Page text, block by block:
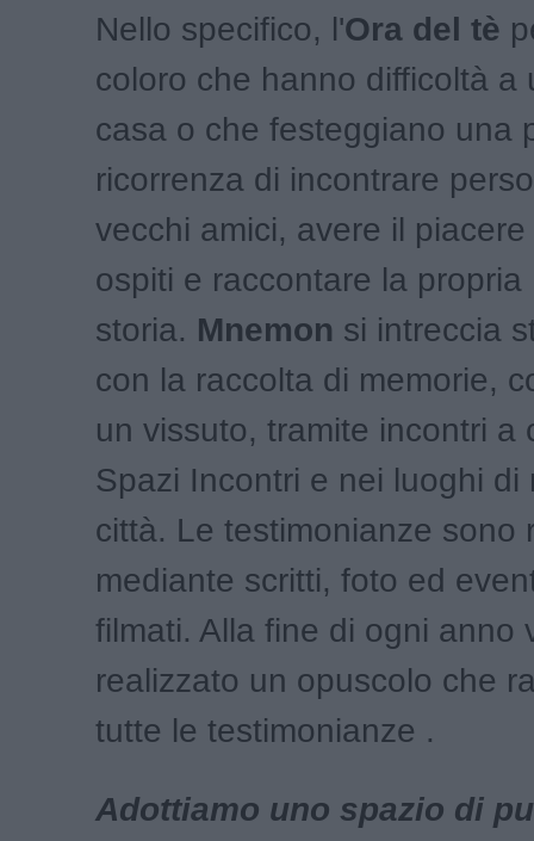
Nello specifico, l'Ora del tè
coloro che hanno difficoltà a
casa o che festeggiano una
ricorrenza di incontrare
vecchi amici, avere il
ospiti e raccontare la propria
storia. Mnemon si intreccia
con la raccolta di memorie,
un vissuto, tramite incontri a
Spazi Incontri e nei luoghi di
città. Le testimonianze sono
mediante scritti, foto ed
filmati. Alla fine di ogni anno
realizzato un opuscolo che
tutte le testimonianze .
Adottiamo uno spazio di